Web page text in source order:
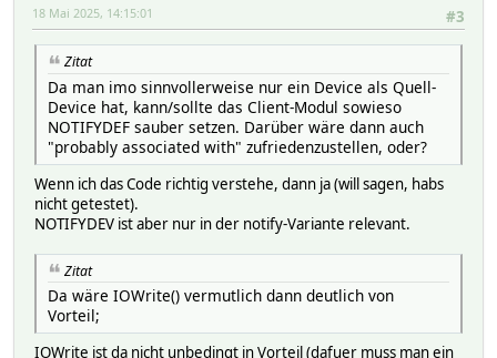
#3
18 Mai 2025, 14:15:01
Zitat
Da man imo sinnvollerweise nur ein Device als Quell-
Device hat, kann/sollte das Client-Modul sowieso
NOTIFYDEF sauber setzen. Darüber wäre dann auch
"probably associated with" zufriedenzustellen, oder?
Wenn ich das Code richtig verstehe, dann ja (will sagen, habs
nicht getestet).
NOTIFYDEV ist aber nur in der notify-Variante relevant.
Zitat
Da wäre IOWrite() vermutlich dann deutlich von
Vorteil;
IOWrite ist da nicht unbedingt in Vorteil (dafuer muss man ein